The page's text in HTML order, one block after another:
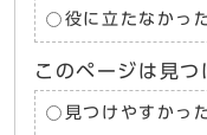
役に立たなかっ
このページは見つ
見つけやすかっ